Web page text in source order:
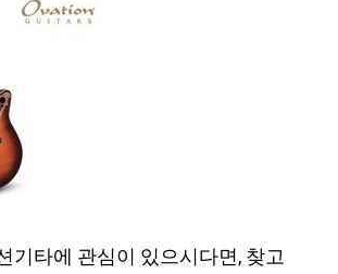
기타에 관심이 있으시다면, 찾고